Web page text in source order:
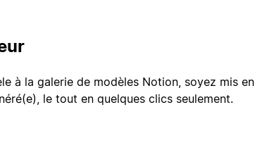
à la galerie de modèles Notion, soyez mis en
le tout en quelques clics seulement.